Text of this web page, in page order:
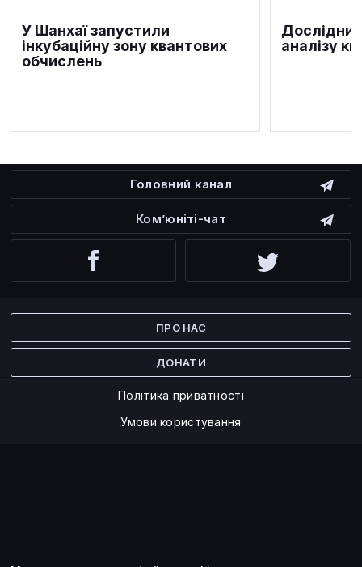
У Шанхаї запустили
інкубаційну зону квантових
обчислень
аналізу
Головний канал
Ком’юніті-чат
ПРО НАС
ДОНАТИ
Політика приватності
Умови користування